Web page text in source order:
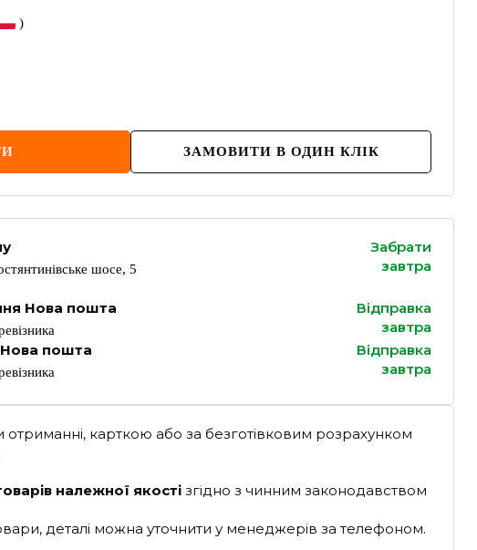
)
ЗАМОВИТИ В ОДИН КЛІК
шосе, 5
Забрати
завтра
Нова пошта
Відправка
завтра
пошта
Відправка
завтра
отриманні, карткою або за безготівковим розрахунком
належної якості згідно з чинним законодавством
деталі можна уточнити у менеджерів за телефоном.